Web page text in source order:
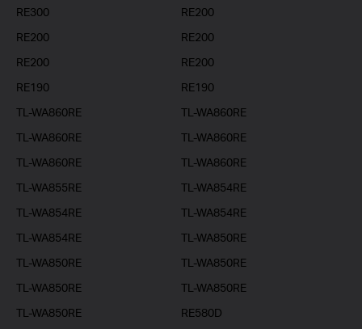
RE300
RE200
RE200
RE200
RE200
RE200
RE190
RE190
TL-WA860RE
TL-WA860RE
TL-WA860RE
TL-WA860RE
TL-WA860RE
TL-WA860RE
TL-WA855RE
TL-WA854RE
TL-WA854RE
TL-WA854RE
TL-WA854RE
TL-WA850RE
TL-WA850RE
TL-WA850RE
TL-WA850RE
TL-WA850RE
TL-WA850RE
RE580D